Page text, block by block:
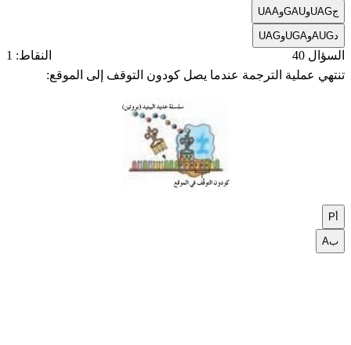
جUAAوGAUوUAG
UAGوUGAوAUG
السؤال 40
النقاط: 1
تنتهي عملية الترجمة عندما يصل كودون التوقف إلى الموقع:
P
بA